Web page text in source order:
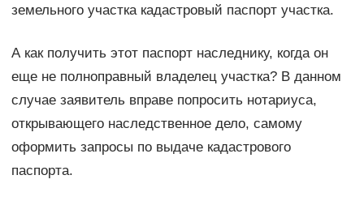
земельного участка кадастровый паспорт участка.
А как получить этот паспорт наследнику, когда он
еще не полноправный владелец участка? В данном
случае заявитель вправе попросить нотариуса,
открывающего наследственное дело, самому
оформить запросы по выдаче кадастрового
паспорта.